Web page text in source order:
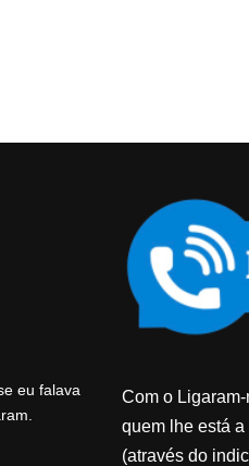
eu falava
Com o
quem lhe está
(através do